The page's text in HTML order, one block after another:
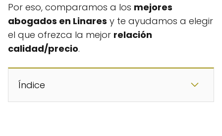
Por eso, comparamos a los mejores
abogados en Linares y te ayudamos a elegir
el que ofrezca la mejor relación
calidad/precio.
Índice